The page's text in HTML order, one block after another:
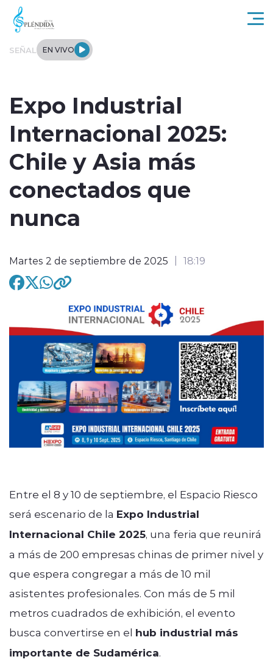
Click acá para ir directamente al contenido
SEÑAL EN VIVO
Regional
Tendencias
Internacional
modo claro
Expo Industrial
Internacional 2025:
Chile y Asia más
conectados que
nunca
Martes 2 de septiembre de 2025 18:19
Entre el 8 y 10 de septiembre, el Espacio Riesco
será escenario de la Expo Industrial
Internacional Chile 2025, una feria que reunirá
a más de 200 empresas chinas de primer nivel y
que espera congregar a más de 10 mil
asistentes profesionales. Con más de 5 mil
metros cuadrados de exhibición, el evento
busca convertirse en el hub industrial más
importante de Sudamérica.